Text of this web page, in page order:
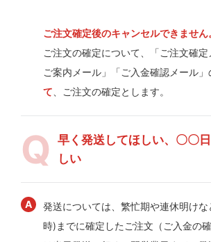
ご注文確定後のキャンセルできません
ご注文の確定について、「ご注文確
ご案内メール」「ご入金確認メール」
て、ご注文の確定とします。
早く発送してほしい、〇〇
しい
発送については、繁忙期や連休明け
時)までに確定したご注文（ご入金の